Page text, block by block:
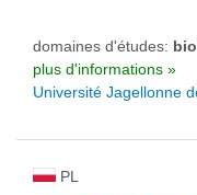
domaines d'études:
plus d'informations »
Université Jagellonne
PL